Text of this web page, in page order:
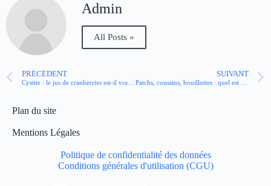
Admin
All Posts »
PRÉCÉDENT SUIVANT
Plan du site
Mentions Légales
Politique de confidentialité des données
Conditions générales d'utilisation (CGU)